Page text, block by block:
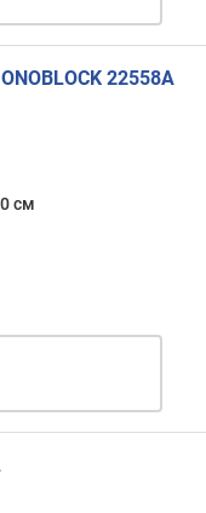
22558A
см